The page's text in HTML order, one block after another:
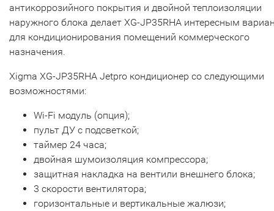
антикоррозийного покрытия и двойной теплоизоляции
наружного блока делает XG-JP35RHA интересным
для кондиционирования помещений коммерческого
назначения.
Xigma XG-JP35RHA Jetpro кондиционер со следующими
возможностями:
Wi-Fi модуль (опция);
пульт ДУ с подсветкой;
таймер 24 часа;
двойная шумоизоляция компрессора;
защитная накладка на вентили внешнего блока;
3 скорости вентилятора;
горизонтальные и вертикальные жалюзи;